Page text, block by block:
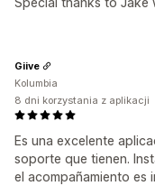
Es una excelente
soporte que tienen.
el acompañamiento es
Giive
Kolumbia
8 dni korzystania z aplikacji